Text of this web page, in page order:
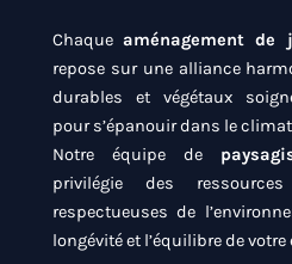
Chaqueaménagement de
repose sur une alliance
durables et végétaux
pour s’épanouir dans le
Notre équipe de
privilégie des
respectueuses de
longévité et l’équilibre de votre